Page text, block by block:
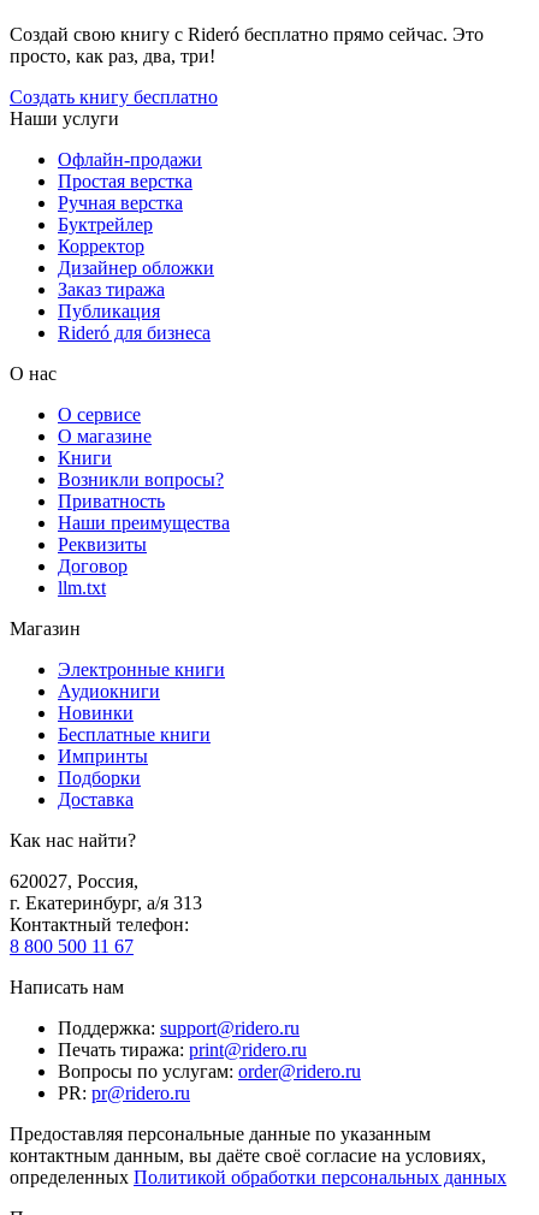
Создай свою книгу с Rideró бесплатно прямо сейчас. Это
просто, как раз, два, три!
Создать книгу бесплатно
Наши услуги
Офлайн-продажи
Простая верстка
Ручная верстка
Буктрейлер
Корректор
Дизайнер обложки
Заказ тиража
Публикация
Rideró для бизнеса
О нас
О сервисе
О магазине
Книги
Возникли вопросы?
Приватность
Наши преимущества
Реквизиты
Договор
llm.txt
Магазин
Электронные книги
Аудиокниги
Новинки
Бесплатные книги
Импринты
Подборки
Доставка
Как нас найти?
620027, Россия,
г. Екатеринбург, а/я 313
Контактный телефон:
8 800 500 11 67
Написать нам
Поддержка: support@ridero.ru
Печать тиража: print@ridero.ru
Вопросы по услугам: order@ridero.ru
PR: pr@ridero.ru
Предоставляя персональные данные по указанным
контактным данным, вы даёте своё согласие на условиях,
определенных Политикой обработки персональных данных